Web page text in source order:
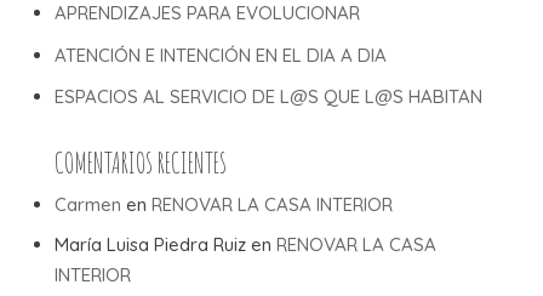
APRENDIZAJES PARA EVOLUCIONAR
ATENCIÓN E INTENCIÓN EN EL DIA A DIA
ESPACIOS AL SERVICIO DE L@S QUE L@S HABITAN
COMENTARIOS RECIENTES
Carmen en RENOVAR LA CASA INTERIOR
María Luisa Piedra Ruizen RENOVAR LA CASA
INTERIOR